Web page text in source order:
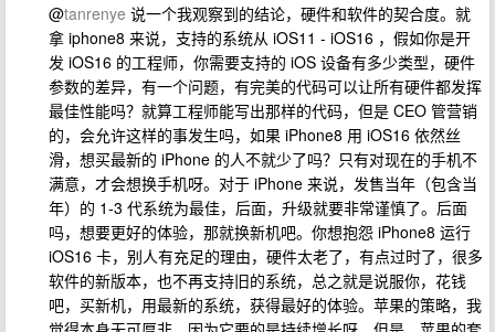
@tanrenye 说一个我观察到的结论，硬件和软件的契合度。就
拿 iphone8 来说，支持的系统从 iOS11 - iOS16 ，假如你是开
发 iOS16 的工程师，你需要支持的 iOS 设备有多少类型，硬件
参数的差异，有一个问题，有完美的代码可以让所有硬件都发挥
最佳性能吗？就算工程师能写出那样的代码，但是 CEO 管营销
的，会允许这样的事发生吗，如果 iPhone8 用 iOS16 依然丝
滑，想买最新的 iPhone 的人不就少了吗？只有对现在的手机不
满意，才会想换手机呀。对于 iPhone 来说，发售当年（包含当
年）的 1-3 代系统为最佳，后面，升级就要非常谨慎了。后面
吗，想要更好的体验，那就换新机吧。你想抱怨 iPhone8 运行
iOS16 卡，别人有充足的理由，硬件太老了，有点过时了，很多
软件的新版本，也不再支持旧的系统，总之就是说服你，花钱
吧，买新机，用最新的系统，获得最好的体验。苹果的策略，我